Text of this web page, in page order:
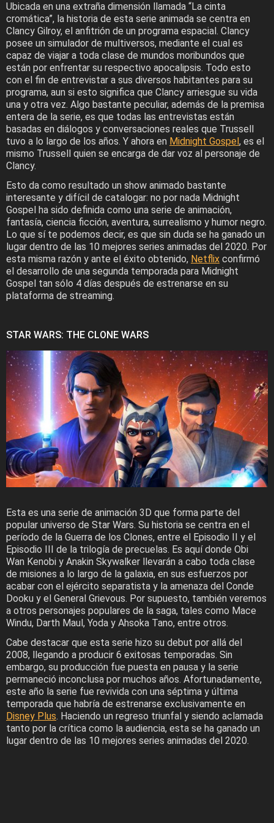
Ubicada en una extraña dimensión llamada “La cinta
cromática”, la historia de esta serie animada se centra en
Clancy Gilroy, el anfitrión de un programa espacial. Clancy
posee un simulador de multiversos, mediante el cual es
capaz de viajar a toda clase de mundos moribundos que
están por enfrentar su respectivo apocalipsis. Todo esto
con el fin de entrevistar a sus diversos habitantes para su
programa, aun si esto significa que Clancy arriesgue su vida
una y otra vez. Algo bastante peculiar, además de la premisa
entera de la serie, es que todas las entrevistas están
basadas en diálogos y conversaciones reales que Trussell
tuvo a lo largo de los años. Y ahora en Midnight Gospel , es el
mismo Trussell quien se encarga de dar voz al personaje de
Clancy.
Esto da como resultado un show animado bastante
interesante y difícil de catalogar: no por nada Midnight
Gospel ha sido definida como una serie de animación,
fantasía, ciencia ficción, aventura, surrealismo y humor negro.
Lo que sí te podemos decir, es que sin duda se ha ganado un
lugar dentro de las 10 mejores series animadas del 2020. Por
esta misma razón y ante el éxito obtenido, Netflix confirmó
el desarrollo de una segunda temporada para Midnight
Gospel tan sólo 4 días después de estrenarse en su
plataforma de streaming.
STAR WARS: THE CLONE WARS
Esta es una serie de animación 3D que forma parte del
popular universo de Star Wars. Su historia se centra en el
período de la Guerra de los Clones, entre el Episodio II y el
Episodio III de la trilogía de precuelas. Es aquí donde Obi
Wan Kenobi y Anakin Skywalker llevarán a cabo toda clase
de misiones a lo largo de la galaxia, en sus esfuerzos por
acabar con el ejército separatista y la amenaza del Conde
Dooku y el General Grievous. Por supuesto, también veremos
a otros personajes populares de la saga, tales como Mace
Windu, Darth Maul, Yoda y Ahsoka Tano, entre otros.
Cabe destacar que esta serie hizo su debut por allá del
2008, llegando a producir 6 exitosas temporadas. Sin
embargo, su producción fue puesta en pausa y la serie
permaneció inconclusa por muchos años. Afortunadamente,
este año la serie fue revivida con una séptima y última
temporada que habría de estrenarse exclusivamente en
Disney Plus. Haciendo un regreso triunfal y siendo aclamada
tanto por la crítica como la audiencia, esta se ha ganado un
lugar dentro de las 10 mejores series animadas del 2020.